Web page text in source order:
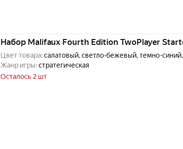
Набор Malifaux Fourth Edition TwoPlayer
Цвет товара:салатовый, светло-бежевый, темно-
Жанр игры:стратегическая
Осталось 2 шт